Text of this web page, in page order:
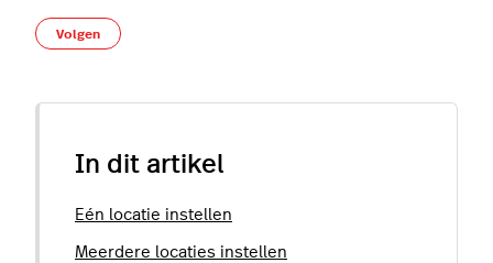
Volgen
In dit artikel
Eén locatie instellen
Meerdere locaties instellen